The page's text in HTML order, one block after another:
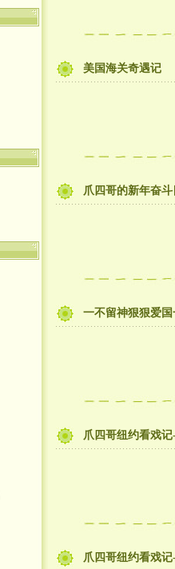
美国海关奇遇记
爪四哥的新年奋斗
一不留神狠狠爱国
爪四哥纽约看戏记
爪四哥纽约看戏记